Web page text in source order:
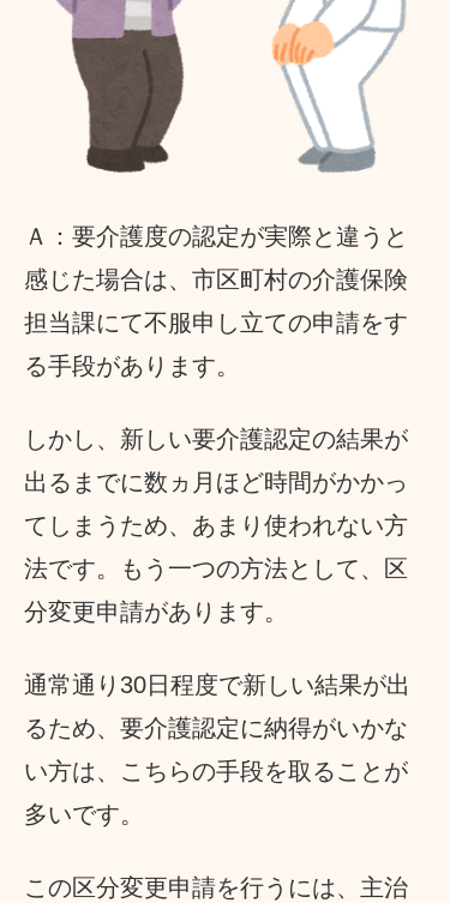
Ａ：要介護度の認定が実際と違うと
感じた場合は、市区町村の介護保険
担当課にて不服申し立ての申請をす
る手段があります。
しかし、新しい要介護認定の結果が
出るまでに数ヵ月ほど時間がかかっ
てしまうため、あまり使われない方
法です。もう一つの方法として、区
分変更申請があります。
通常通り30日程度で新しい結果が出
るため、要介護認定に納得がいかな
い方は、こちらの手段を取ることが
多いです。
この区分変更申請を行うには、主治